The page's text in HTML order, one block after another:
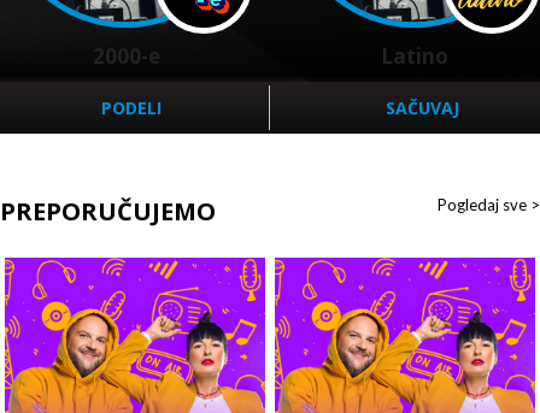
2000-e Latino
PODELI SAČUVAJ
PREPORUČUJEMO Pogledaj sve >